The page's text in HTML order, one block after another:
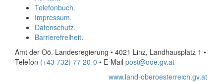
Telefonbuch.
Impressum.
Datenschutz.
Barrierefreiheit.
Amt der Oö. Landesregierung • 4021 Linz, Landhausplatz 1 •
Telefon (+43 732) 77 20-0 • E-Mail post@ooe.gv.at
www.land-oberoesterreich.gv.at